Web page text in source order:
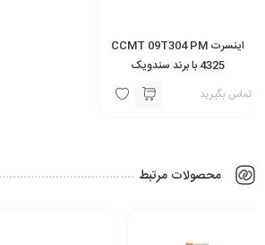
اینسرت CCMT 09T304 PM
4325 با برند سندویک
تماس بگیرید
محصولات مرتبط